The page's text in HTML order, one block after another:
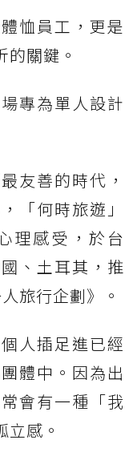
恤員工，更是
關鍵。
專為單人設計
友善的時代，
「何時旅遊」
理感受，於台
、土耳其，推
旅行企劃》。
人插足進已經
體中。因為出
會有一種「我
感。